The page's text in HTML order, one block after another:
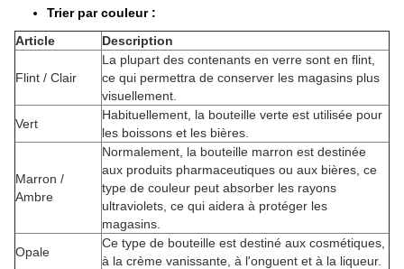
Trier par couleur :
Article
Description
Flint / Clair
La plupart des contenants en verre sont en flint,
ce qui permettra de conserver les magasins plus
visuellement.
Vert
Habituellement, la bouteille verte est utilisée pour
les boissons et les bières.
Marron /
Ambre
Normalement, la bouteille marron est destinée
aux produits pharmaceutiques ou aux bières, ce
type de couleur peut absorber les rayons
ultraviolets, ce qui aidera à protéger les
magasins.
Opale
Ce type de bouteille est destiné aux cosmétiques,
à la crème vanissante, à l'onguent et à la liqueur.